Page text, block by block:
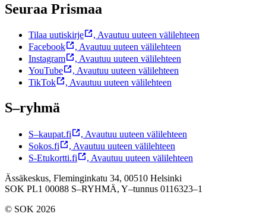
Seuraa Prismaa
Tilaa uutiskirje , Avautuu uuteen välilehteen
Facebook
, Avautuu uuteen välilehteen
Instagram
, Avautuu uuteen välilehteen
YouTube
, Avautuu uuteen välilehteen
TikTok
, Avautuu uuteen välilehteen
S–ryhmä
S–kaupat.fi , Avautuu uuteen välilehteen
Sokos.fi
, Avautuu uuteen välilehteen
S-Etukortti.fi
, Avautuu uuteen välilehteen
Ässäkeskus, Fleminginkatu 34, 00510 Helsinki
SOK PL1 00088 S–RYHMÄ, Y–tunnus 0116323–1
© SOK 2026